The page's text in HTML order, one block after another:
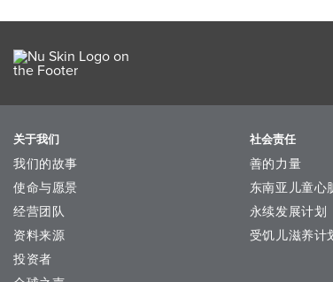
关于我们
我们的故事
使命与愿景
经营团队
资料来源
投资者
社会责任
善的力量
东南亚儿童心
永续发展计划
受饥儿滋养计